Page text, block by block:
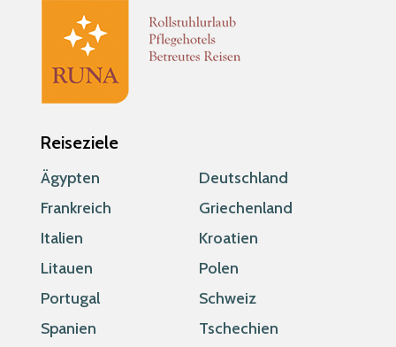
Reiseziele
Ägypten
Deutschland
Frankreich
Griechenland
Italien
Kroatien
Litauen
Polen
Portugal
Schweiz
Spanien
Tschechien